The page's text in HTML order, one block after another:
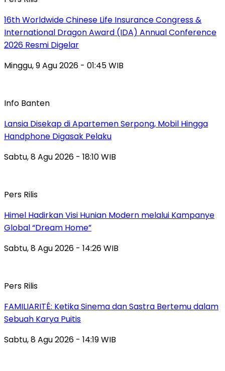
16th Worldwide Chinese Life Insurance Congress &
International Dragon Award (IDA) Annual Conference
2026 Resmi Digelar
Minggu, 9 Agu 2026 - 01:45 WIB
Info Banten
Lansia Disekap di Apartemen Serpong, Mobil Hingga
Handphone Digasak Pelaku
Sabtu, 8 Agu 2026 - 18:10 WIB
Pers Rilis
Himel Hadirkan Visi Hunian Modern melalui Kampanye
Global “Dream Home”
Sabtu, 8 Agu 2026 - 14:26 WIB
Pers Rilis
FAMILIARITÉ: Ketika Sinema dan Sastra Bertemu dalam
Sebuah Karya Puitis
Sabtu, 8 Agu 2026 - 14:19 WIB